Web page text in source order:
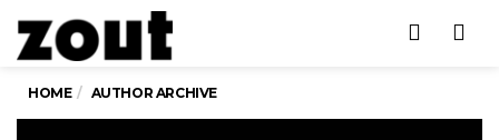
HOME AUTHOR ARCHIVE